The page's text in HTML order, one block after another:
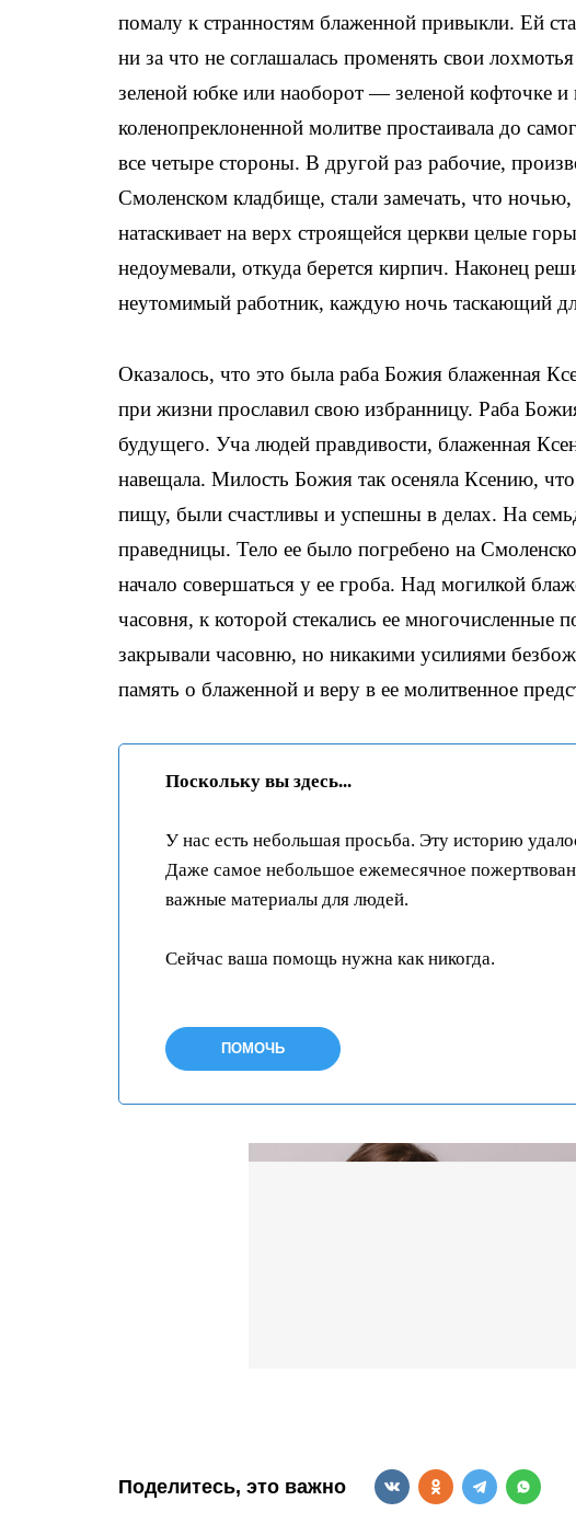
помалу к странностям блаженной привыкли. Ей
ни за что не соглашалась променять свои
зеленой юбке или наоборот — зеленой кофточке
коленопреклоненной молитве простаивала до
все четыре стороны. В другой раз рабочие,
Смоленском кладбище, стали замечать, что
натаскивает на верх строящейся церкви целые
недоумевали, откуда берется кирпич. Наконец
неутомимый работник, каждую ночь таскающий
Оказалось, что это была раба Божия блаженная
при жизни прославил свою избранницу. Раба
будущего. Уча людей правдивости, блаженная
навещала. Милость Божия так осеняла Ксению,
пищу, были счастливы и успешны в делах. На
праведницы. Тело ее было погребено на
начало совершаться у ее гроба. Над могилкой
часовня, к которой стекались ее
закрывали часовню, но никакими усилиями
память о блаженной и веру в ее молитвенное
Поскольку вы здесь...
У нас есть небольшая просьба. Эту историю
Даже самое небольшое ежемесячное
важные материалы для людей.
Сейчас ваша помощь нужна как никогда.
ПОМОЧЬ
Поделитесь, это важно